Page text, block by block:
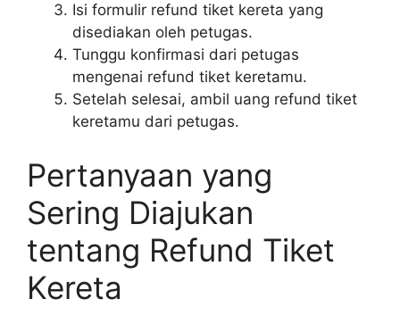
Isi formulir refund tiket kereta yang
disediakan oleh petugas.
Tunggu konfirmasi dari petugas
mengenai refund tiket keretamu.
Setelah selesai, ambil uang refund tiket
keretamu dari petugas.
Pertanyaan yang
Sering Diajukan
tentang Refund Tiket
Kereta